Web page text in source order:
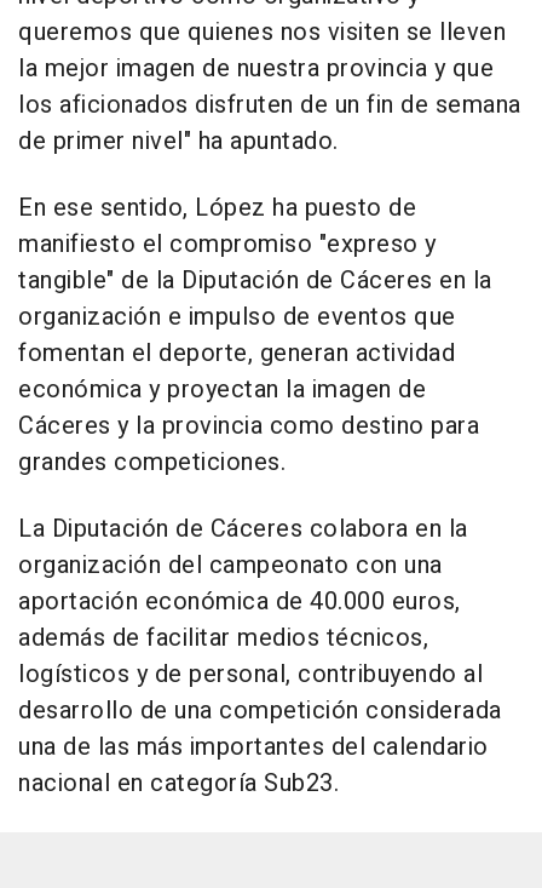
queremos que quienes nos visiten se lleven
la mejor imagen de nuestra provincia y que
los aficionados disfruten de un fin de semana
de primer nivel" ha apuntado.
En ese sentido, López ha puesto de
manifiesto el compromiso "expreso y
tangible" de la Diputación de Cáceres en la
organización e impulso de eventos que
fomentan el deporte, generan actividad
económica y proyectan la imagen de
Cáceres y la provincia como destino para
grandes competiciones.
La Diputación de Cáceres colabora en la
organización del campeonato con una
aportación económica de 40.000 euros,
además de facilitar medios técnicos,
logísticos y de personal, contribuyendo al
desarrollo de una competición considerada
una de las más importantes del calendario
nacional en categoría Sub23.